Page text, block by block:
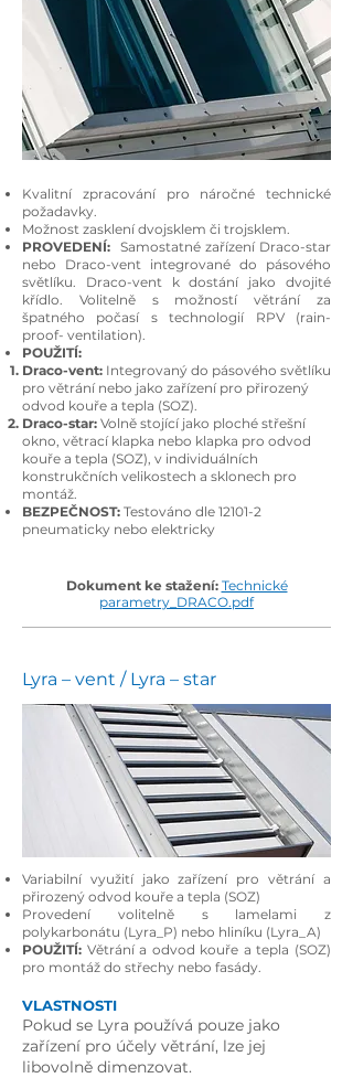
Kvalitní zpracování pro náročné technické
požadavky.
Možnost zasklení dvojsklem či trojsklem.
PROVEDENÍ: Samostatné zařízení Draco-star
nebo Draco-vent integrované do pásového
světlíku.
Draco-vent k dostání jako dvojité
křídlo. Volitelně s možností větrání za
špatného počasí s technologií RPV (rain-
proof- ventilation).
POUŽITÍ:
Draco-vent: Integrovaný do pásového světlíku
pro větrání nebo jako zařízení pro přirozený
odvod kouře a tepla (SOZ).
Draco-star: Volně stojící jako ploché střešní
okno, větrací klapka nebo klapka pro odvod
kouře a tepla (SOZ), v individuálních
konstrukčních velikostech a sklonech pro
montáž.
BEZPEČNOST: Testováno dle 12101-2
pneumaticky nebo elektricky
Dokument ke stažení: Technické
parametry_DRACO.pdf
Lyra – vent / Lyra – star
Variabilní využití jako zařízení pro větrání a
přirozený odvod kouře a tepla (SOZ)
Provedení volitelně s lamelami z
polykarbonátu (Lyra_P) nebo hliníku (Lyra_A)
POUŽITÍ: Větrání a odvod kouře a tepla (SOZ)
pro montáž do střechy nebo fasády.
VLASTNOSTI
Pokud se Lyra používá pouze jako
zařízení pro účely větrání, lze jej
libovolně dimenzovat.